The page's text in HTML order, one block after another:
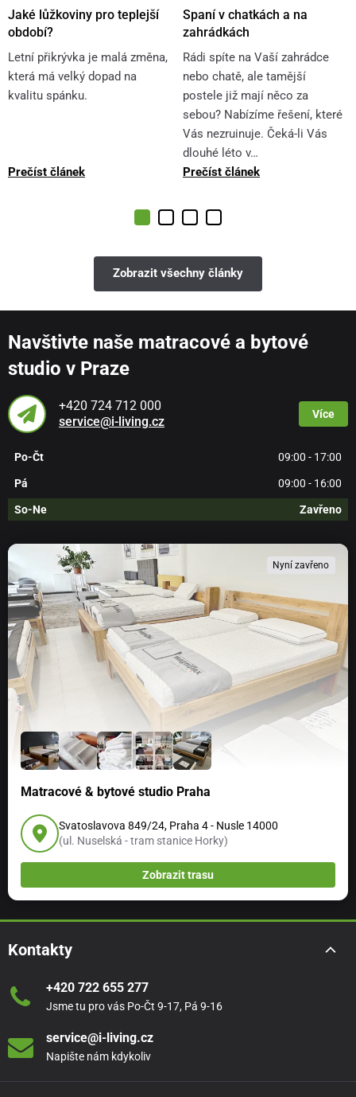
Jaké lůžkoviny pro teplejší
období?
Letní přikrývka je malá změna,
která má velký dopad na
kvalitu spánku.
Prečíst článek
Spaní v chatkách a na
zahrádkách
Rádi spíte na Vaší zahrádce
nebo chatě, ale tamější
postele již mají něco za
sebou? Nabízíme řešení, které
Vás nezruinuje. Čeká-li Vás
dlouhé léto v…
Prečíst článek
Zobrazit všechny články
Navštivte naše matracové a bytové
studio v Praze
+420 724 712 000
service@i-living.cz
Více
Po-Čt 09:00 - 17:00
Pá 09:00 - 16:00
So-Ne Zavřeno
Nyní zavřeno
Matracové & bytové studio Praha
Svatoslavova 849/24, Praha 4 - Nusle 14000
(ul. Nuselská - tram stanice Horky)
Zobrazit trasu
Kontakty
+420 722 655 277
Jsme tu pro vás Po-Čt 9-17, Pá 9-16
service@i-living.cz
Napište nám kdykoliv